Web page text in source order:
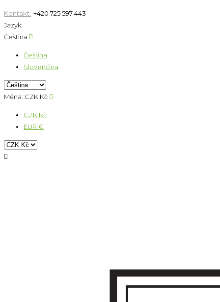
Kontakt: +420 725 597 443
Jazyk:
Čeština 
Čeština
Slovenčina
Měna: CZK Kč 
CZK Kč
EUR €
